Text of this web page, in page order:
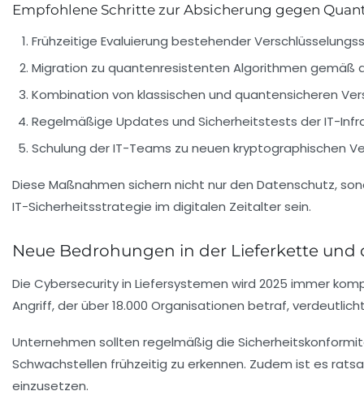
Empfohlene Schritte zur Absicherung gegen
Frühzeitige Evaluierung bestehender
Migration zu quantenresistenten Algorithmen gemäß
Kombination von klassischen und quantensicheren
Regelmäßige Updates und Sicherheitstests der IT-
Schulung der IT-Teams zu neuen kryptographischen
Diese Maßnahmen sichern nicht nur den Datenschutz,
IT-Sicherheitsstrategie im digitalen Zeitalter sein.
Neue Bedrohungen in der Lieferkette
Die Cybersecurity in Liefersystemen wird 2025 immer
Angriff, der über 18.000 Organisationen betraf,
Unternehmen sollten regelmäßig die
Schwachstellen frühzeitig zu erkennen. Zudem ist es
einzusetzen.